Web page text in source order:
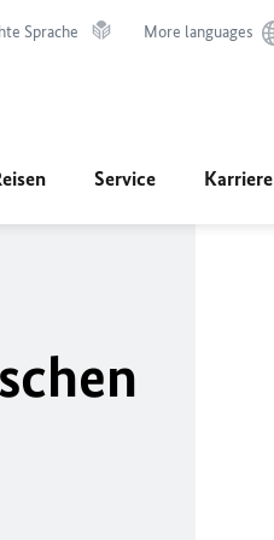
Sprache More languages
Service Karriere